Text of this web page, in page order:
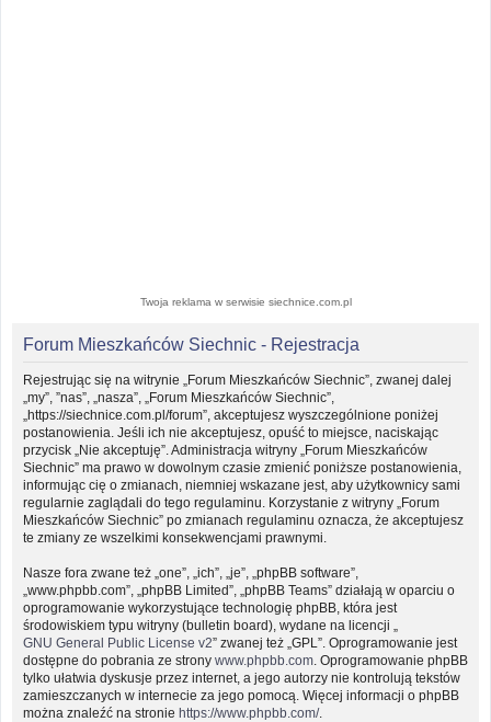
Twoja reklama w serwisie siechnice.com.pl
Forum Mieszkańców Siechnic - Rejestracja
Rejestrując się na witrynie „Forum Mieszkańców Siechnic”, zwanej dalej
„my”, ”nas”, „nasza”, „Forum Mieszkańców Siechnic”,
„https://siechnice.com.pl/forum”, akceptujesz wyszczególnione poniżej
postanowienia. Jeśli ich nie akceptujesz, opuść to miejsce, naciskając
przycisk „Nie akceptuję”. Administracja witryny „Forum Mieszkańców
Siechnic” ma prawo w dowolnym czasie zmienić poniższe postanowienia,
informując cię o zmianach, niemniej wskazane jest, aby użytkownicy sami
regularnie zaglądali do tego regulaminu. Korzystanie z witryny „Forum
Mieszkańców Siechnic” po zmianach regulaminu oznacza, że akceptujesz
te zmiany ze wszelkimi konsekwencjami prawnymi.
Nasze fora zwane też „one”, „ich”, „je”, „phpBB software”,
„www.phpbb.com”, „phpBB Limited”, „phpBB Teams” działają w oparciu o
oprogramowanie wykorzystujące technologię phpBB, która jest
środowiskiem typu witryny (bulletin board), wydane na licencji „
GNU General Public License v2” zwanej też „GPL”. Oprogramowanie jest
dostępne do pobrania ze strony www.phpbb.com . Oprogramowanie phpBB
tylko ułatwia dyskusje przez internet, a jego autorzy nie kontrolują tekstów
zamieszczanych w internecie za jego pomocą. Więcej informacji o phpBB
można znaleźć na stronie https://www.phpbb.com/.